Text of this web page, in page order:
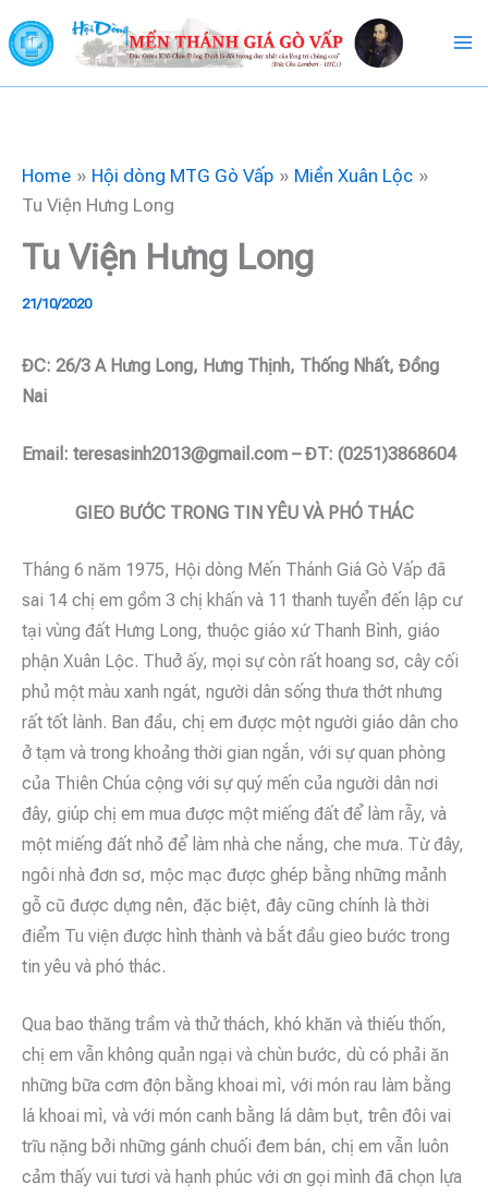
to
content
Home Hội dòng MTG Gò Vấp
Miền Xuân Lộc
Tu Viện Hưng Long
Tu Viện Hưng Long
21/10/2020
ĐC: 26/3 A Hưng Long, Hưng Thịnh, Thống Nhất, Đồng
Nai
Email: teresasinh2013@gmail.com – ĐT: (0251)3868604
GIEO BƯỚC TRONG TIN YÊU VÀ PHÓ THÁC
Tháng 6 năm 1975, Hội dòng Mến Thánh Giá Gò Vấp đã
sai 14 chị em gồm 3 chị khấn và 11 thanh tuyển đến lập cư
tại vùng đất Hưng Long, thuộc giáo xứ Thanh Bình, giáo
phận Xuân Lộc. Thuở ấy, mọi sự còn rất hoang sơ, cây cối
phủ một màu xanh ngát, người dân sống thưa thớt nhưng
rất tốt lành. Ban đầu, chị em được một người giáo dân cho
ở tạm và trong khoảng thời gian ngắn, với sự quan phòng
của Thiên Chúa cộng với sự quý mến của người dân nơi
đây, giúp chị em mua được một miếng đất để làm rẫy, và
một miếng đất nhỏ để làm nhà che nắng, che mưa. Từ đây,
ngôi nhà đơn sơ, mộc mạc được ghép bằng những mảnh
gỗ cũ được dựng nên, đặc biệt, đây cũng chính là thời
điểm Tu viện được hình thành và bắt đầu gieo bước trong
tin yêu và phó thác.
Qua bao thăng trầm và thử thách, khó khăn và thiếu thốn,
chị em vẫn không quản ngại và chùn bước, dù có phải ăn
những bữa cơm độn bằng khoai mì, với món rau làm bằng
lá khoai mì, và với món canh bằng lá dâm bụt, trên đôi vai
trĩu nặng bởi những gánh chuối đem bán, chị em vẫn luôn
cảm thấy vui tươi và hạnh phúc với ơn gọi mình đã chọn lựa